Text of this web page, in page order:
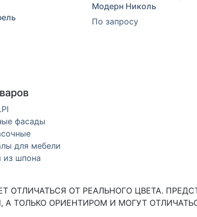
Модерн Николь
По запросу
фасады
для мебели
из шпона
ОТ РЕАЛЬНОГО ЦВЕТА.
ТОЛЬКО ОРИЕНТИРОМ И МОГУТ